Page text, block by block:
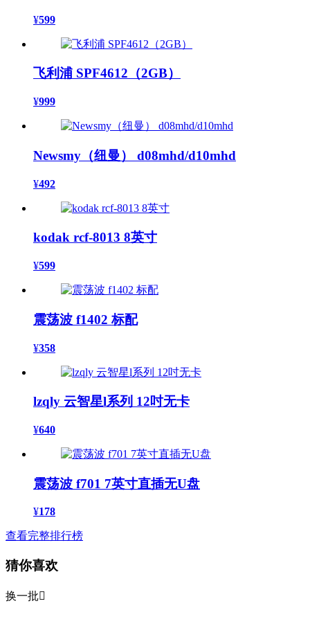
¥599
飞利浦 SPF4612（2GB）
¥999
Newsmy（纽曼） d08mhd/d10mhd
¥492
kodak rcf-8013 8英寸
¥599
震荡波 f1402 标配
¥358
lzqly 云智星l系列 12吋无卡
¥640
震荡波 f701 7英寸直插无U盘
¥178
查看完整排行榜
猜你喜欢
换一批